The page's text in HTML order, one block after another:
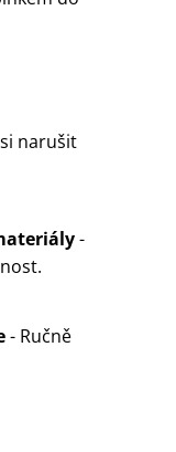
narušit
-
- Ručně